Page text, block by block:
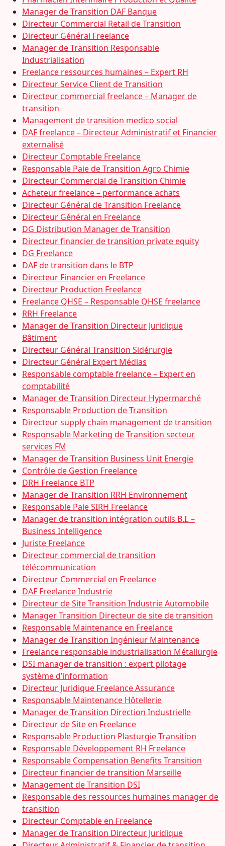
Manager de Transition DAF Banque
Directeur Commercial Retail de Transition
Directeur Général Freelance
Manager de Transition Responsable
Industrialisation
Freelance ressources humaines – Expert RH
Directeur Service Client de Transition
Directeur commercial freelance – Manager de
transition
Management de transition medico social
DAF freelance – Directeur Administratif et Financier
externalisé
Directeur Comptable Freelance
Responsable Paie de Transition Agro Chimie
Directeur Commercial de Transition Chimie
Acheteur freelance – performance achats
Directeur Général de Transition Freelance
Directeur Général en Freelance
DG Distribution Manager de Transition
Directeur financier de transition private equity
DG Freelance
DAF de transition dans le BTP
Directeur Financier en Freelance
Directeur Production Freelance
Freelance QHSE – Responsable QHSE freelance
RRH Freelance
Manager de Transition Directeur Juridique
Bâtiment
Directeur Général Transition Sidérurgie
Directeur Général Expert Médias
Responsable comptable freelance – Expert en
comptabilité
Manager de Transition Directeur Hypermarché
Responsable Production de Transition
Directeur supply chain management de transition
Responsable Marketing de Transition secteur
services FM
Manager de Transition Business Unit Energie
Contrôle de Gestion Freelance
DRH Freelance BTP
Manager de Transition RRH Environnement
Responsable Paie SIRH Freelance
Manager de transition intégration outils B.I. –
Business Intelligence
Juriste Freelance
Directeur commercial de transition
télécommunication
Directeur Commercial en Freelance
DAF Freelance Industrie
Directeur de Site Transition Industrie Automobile
Manager Transition Directeur de site de transition
Responsable Maintenance en Freelance
Manager de Transition Ingénieur Maintenance
Freelance responsable industrialisation Métallurgie
DSI manager de transition : expert pilotage
système d’information
Directeur Juridique Freelance Assurance
Responsable Maintenance Hôtellerie
Manager de Transition Direction Industrielle
Directeur de Site en Freelance
Responsable Production Plasturgie Transition
Responsable Développement RH Freelance
Responsable Compensation Benefits Transition
Directeur financier de transition Marseille
Management de Transition DSI
Responsable des ressources humaines manager de
transition
Directeur Comptable en Freelance
Manager de Transition Directeur Juridique